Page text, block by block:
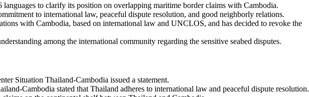
languages to clarify its position on overlapping maritime border claims with Cambodia.
to international law, peaceful dispute resolution, and good neighborly relations.
with Cambodia, based on international law and UNCLOS, and has decided to revoke the
among the international community regarding the sensitive seabed disputes.
Situation Thailand-Cambodia issued a statement.
Cambodia stated that Thailand adheres to international law and peaceful dispute resolution.